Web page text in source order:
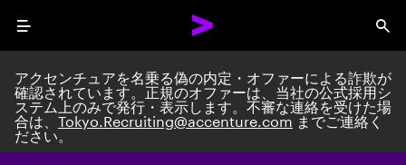
Menu
アクセンチュアを名乗る偽の内定・オファーによる詐欺が
確認されています。正規のオファーは、当社の公式採用シ
ステム上のみで発行・表示します。不審な連絡を受けた場
合は、Tokyo.Recruiting@accenture.comまでご連絡く
ださい。
Application Support Engineer